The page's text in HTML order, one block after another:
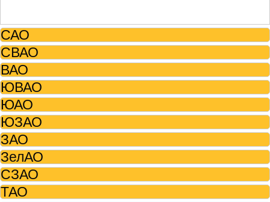
САО
СВАО
ВАО
ЮВАО
ЮАО
ЮЗАО
ЗАО
ЗелАО
СЗАО
ТАО